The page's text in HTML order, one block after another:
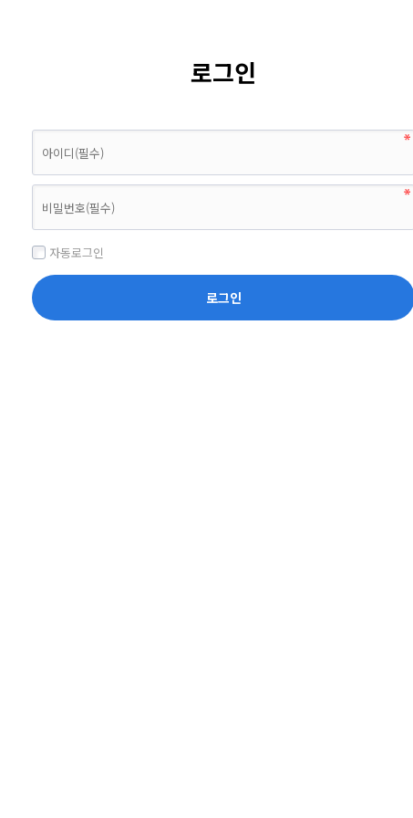
로그인
자동로그인